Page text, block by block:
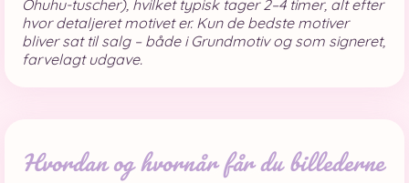
Ohuhu-tuscher), hvilket typisk tager 2–4 timer, alt efter
hvor detaljeret motivet er. Kun de bedste motiver
bliver sat til salg – både i Grundmotiv og som signeret,
farvelagt udgave.
Hvordan og hvornår får du billederne